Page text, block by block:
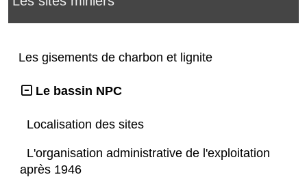
Les gisements de charbon et lignite
Le bassin NPC
Localisation des sites
L'organisation administrative de l'exploitation
après 1946